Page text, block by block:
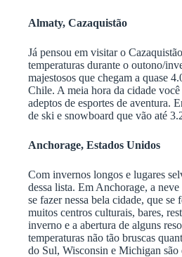
Almaty, Cazaquistão
Já pensou em visitar o
temperaturas durante o outono/
majestosos que chegam a quase
Chile. A meia hora da cidade
adeptos de esportes de aventura.
de ski e snowboard que vão até
Anchorage, Estados Unidos
Com invernos longos e lugares
dessa lista. Em Anchorage, a
se fazer nessa bela cidade, que
muitos centros culturais, bares,
inverno e a abertura de alguns
temperaturas não tão bruscas
do Sul, Wisconsin e Michigan são